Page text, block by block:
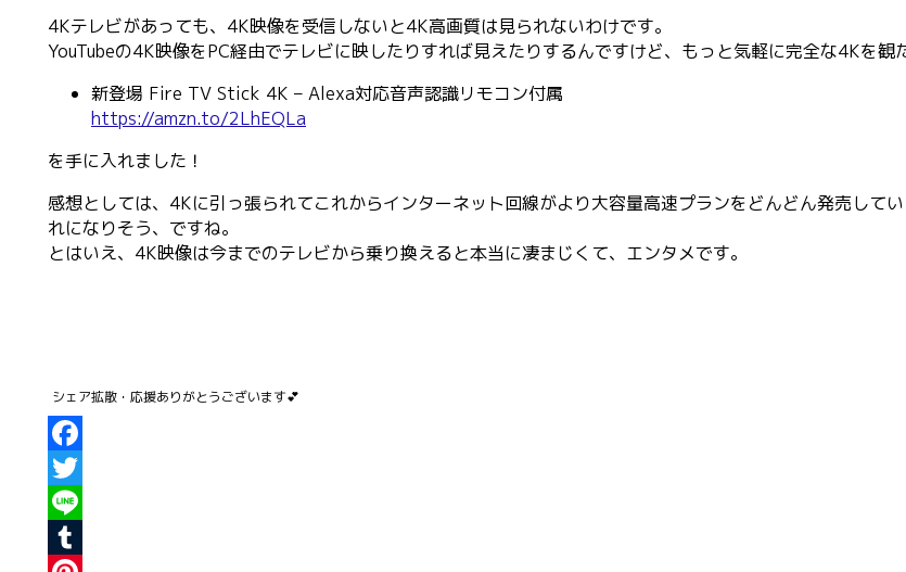
4Kテレビがあっても、4K映像を受信しないと4K高画質は見られないわけです。
YouTubeの4K映像をPC経由でテレビに映したりすれば見えたりするんですけど、もっと気軽に完全な4Kを観
新登場 Fire TV Stick 4K – Alexa対応音声認識リモコン付属
https://amzn.to/2LhEQLa
を手に入れました！
感想としては、4Kに引っ張られてこれからインターネット回線がより大容量高速プランをどんどん発売し
れになりそう、ですね。
とはいえ、4K映像は今までのテレビから乗り換えると本当に凄まじくて、エンタメです。
Facebook
Twitter
Line